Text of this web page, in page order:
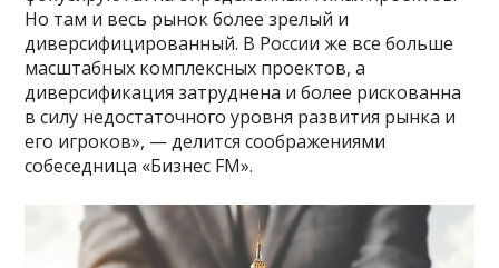
Но там и весь рынок более зрелый и
диверсифицированный. В России же все больше
масштабных комплексных проектов, а
диверсификация затруднена и более рискованна
в силу недостаточного уровня развития рынка и
его игроков», — делится соображениями
собеседница «Бизнес FM».